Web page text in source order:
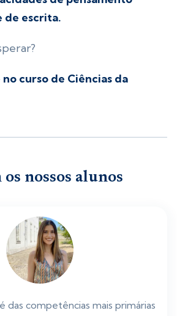
de escrita.
curso de Ciências da
nossos alunos
das competências mais primárias